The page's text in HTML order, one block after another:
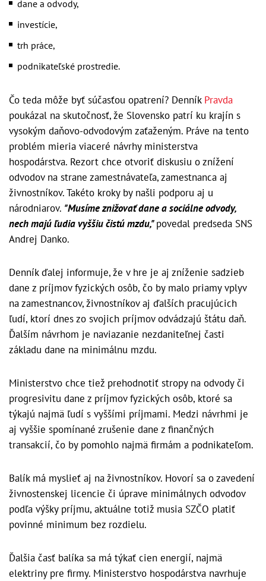
dane a odvody,
investície,
trh práce,
podnikateľské prostredie.
Čo teda môže byť súčasťou opatrení? Denník Pravda
poukázal na skutočnosť, že Slovensko patrí ku krajín s
vysokým daňovo-odvodovým zaťaženým. Práve na tento
problém mieria viaceré návrhy ministerstva
hospodárstva. Rezort chce otvoriť diskusiu o znížení
odvodov na strane zamestnávateľa, zamestnanca aj
živnostníkov. Takéto kroky by našli podporu aj u
národniarov. "Musíme znižovať dane a sociálne odvody,
nech majú ľudia vyššiu čistú mzdu,"povedal predseda SNS
Andrej Danko.
Denník ďalej informuje, že v hre je aj zníženie sadzieb
dane z príjmov fyzických osôb, čo by malo priamy vplyv
na zamestnancov, živnostníkov aj ďalších pracujúcich
ľudí, ktorí dnes zo svojich príjmov odvádzajú štátu daň.
Ďalším návrhom je naviazanie nezdaniteľnej časti
základu dane na minimálnu mzdu.
Ministerstvo chce tiež prehodnotiť stropy na odvody či
progresivitu dane z príjmov fyzických osôb, ktoré sa
týkajú najmä ľudí s vyššími príjmami. Medzi návrhmi je
aj vyššie spomínané zrušenie dane z finančných
transakcií, čo by pomohlo najmä firmám a podnikateľom.
Balík má myslieť aj na živnostníkov. Hovorí sa o zavedení
živnostenskej licencie či úprave minimálnych odvodov
podľa výšky príjmu, aktuálne totiž musia SZČO platiť
povinné minimum bez rozdielu.
Ďalšia časť balíka sa má týkať cien energií, najmä
elektriny pre firmy. Ministerstvo hospodárstva navrhuje